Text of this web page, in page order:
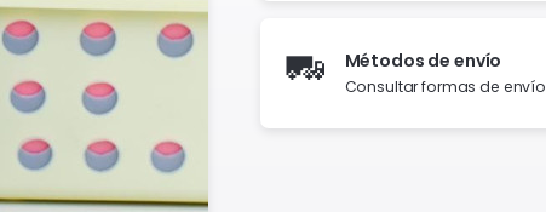
🚛 Métodos de envío
Consultar formas de envío